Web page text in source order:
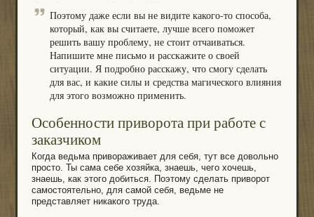
Поэтому даже если вы не видите какого-то способа,
который, как вы считаете, лучше всего поможет
решить вашу проблему, не стоит отчаиваться.
Напишите мне письмо и расскажите о своей
ситуации. Я подробно расскажу, что смогу сделать
для вас, и какие силы и средства магического влияния
для этого возможно применить.
Особенности приворота при работе с
заказчиком
Когда ведьма привораживает для себя, тут все довольно
просто. Ты сама себе хозяйка, знаешь, чего хочешь,
знаешь, как этого добиться. Поэтому сделать приворот
самостоятельно, для самой себя, ведьме не
представляет никакого труда.